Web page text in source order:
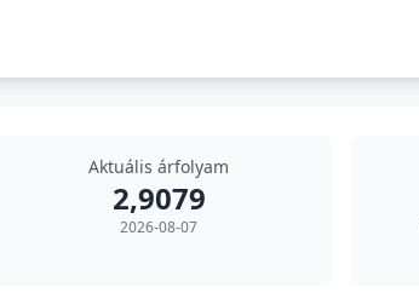
Aktuális árfolyam
2,9079
2026-08-07